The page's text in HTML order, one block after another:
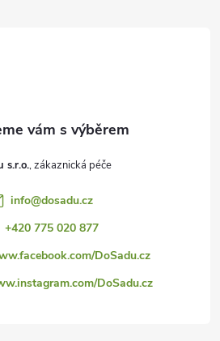
s.r.o.
info@dosadu.cz
+420 775 020 877
DoSadu.cz
DoSadu.cz